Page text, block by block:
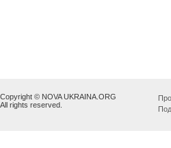
Copyright © NOVA UKRAINA.ORG
All rights reserved.